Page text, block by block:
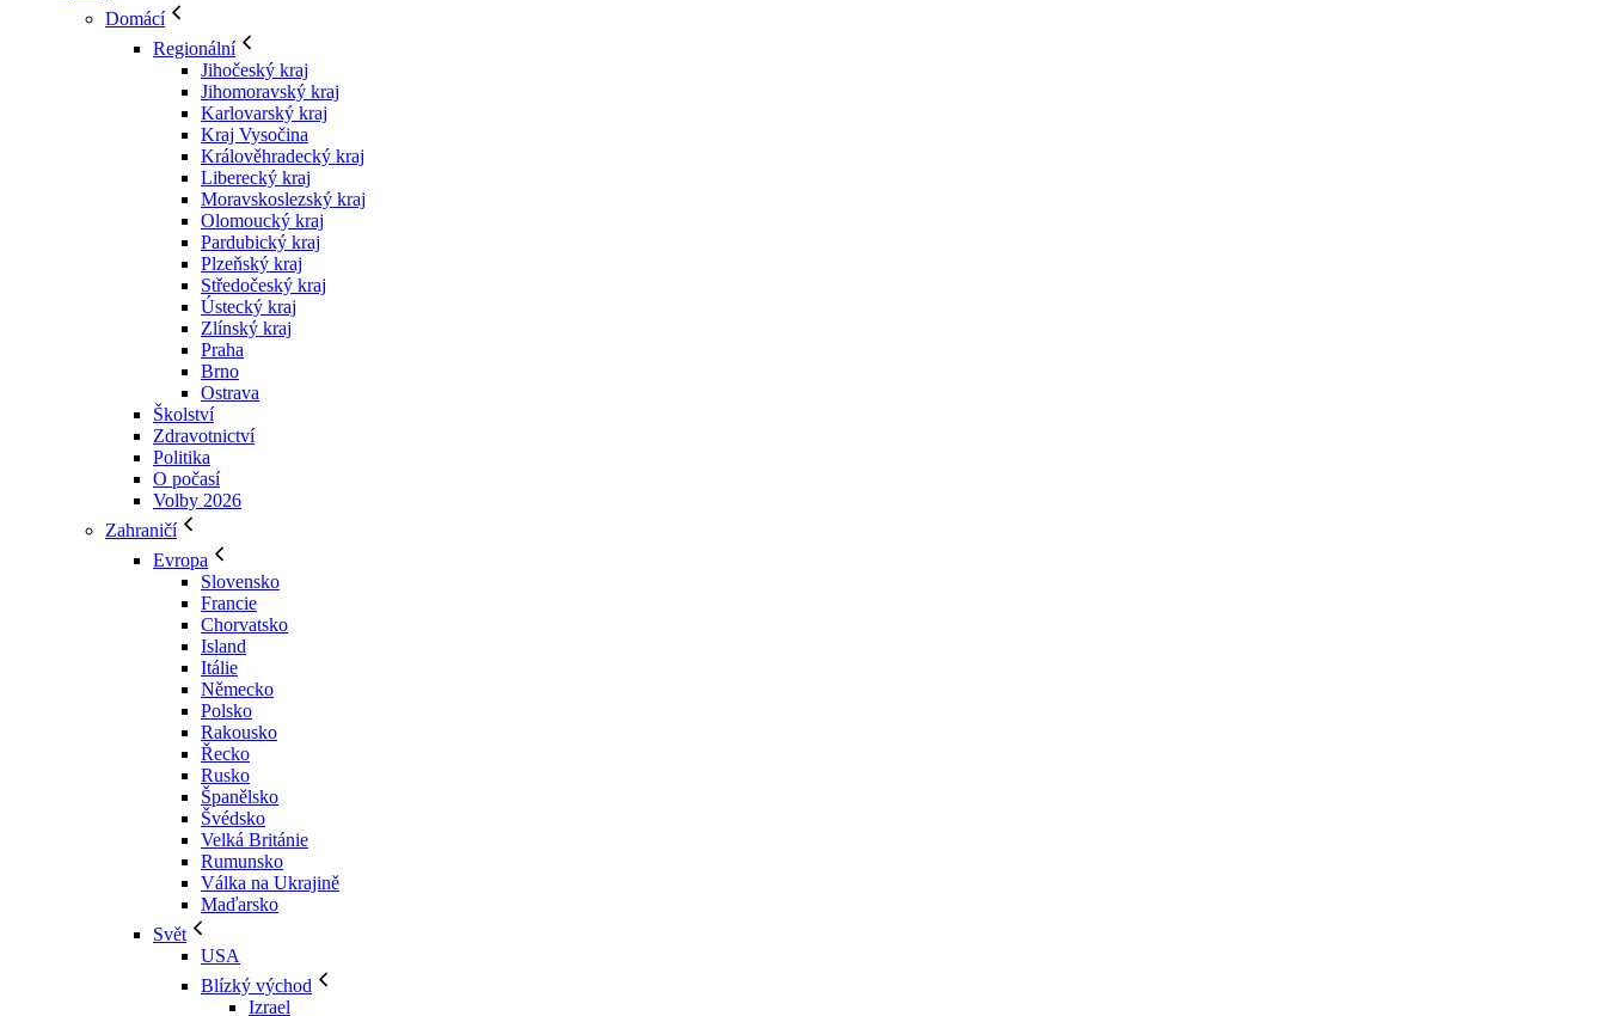
Domácí
Regionální
Jihočeský kraj
Jihomoravský kraj
Karlovarský kraj
Kraj Vysočina
Králověhradecký kraj
Liberecký kraj
Moravskoslezský kraj
Olomoucký kraj
Pardubický kraj
Plzeňský kraj
Středočeský kraj
Ústecký kraj
Zlínský kraj
Praha
Brno
Ostrava
Školství
Zdravotnictví
Politika
O počasí
Volby 2026
Zahraničí
Evropa
Slovensko
Francie
Chorvatsko
Island
Itálie
Německo
Polsko
Rakousko
Řecko
Rusko
Španělsko
Švédsko
Velká Británie
Rumunsko
Válka na Ukrajině
Maďarsko
Svět
USA
Blízký východ
Izrael